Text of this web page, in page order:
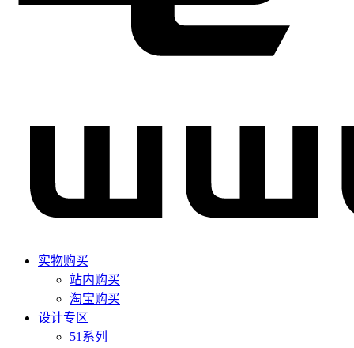
实物购买
站内购买
淘宝购买
设计专区
51系列